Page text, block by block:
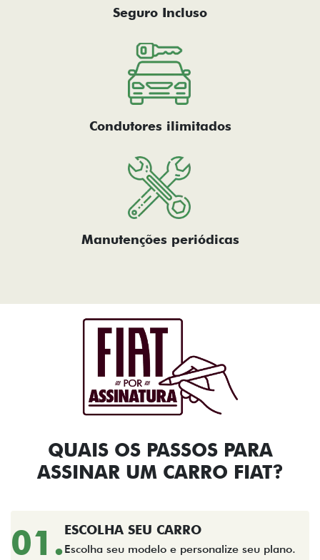
Seguro Incluso
Condutores ilimitados
Manutenções periódicas
QUAIS OS PASSOS PARA
ASSINAR UM CARRO FIAT?​
01.ESCOLHA SEU CARRO
Escolha seu modelo e personalize seu plano.